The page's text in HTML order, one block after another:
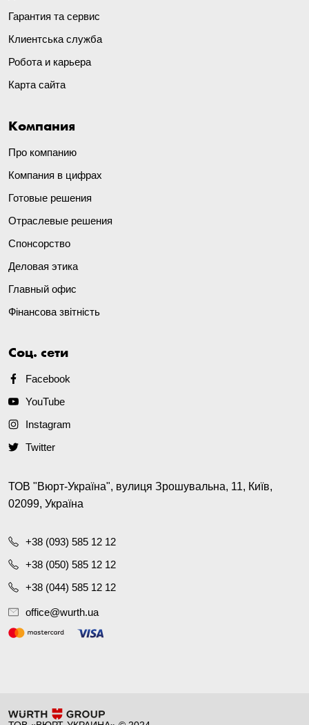
Гарантия та сервис
Клиентська служба
Робота и карьера
Карта сайта
Компания
Про компанию
Компания в цифрах
Готовые решения
Отраслевые решения
Спонсорство
Деловая этика
Главный офис
Фінансова звітність
Соц. сети
Facebook
YouTube
Instagram
Twitter
ТОВ "Вюрт-Україна", вулиця Зрошувальна, 11, Київ,
02099, Україна
+38 (093) 585 12 12
+38 (050) 585 12 12
+38 (044) 585 12 12
office@wurth.ua